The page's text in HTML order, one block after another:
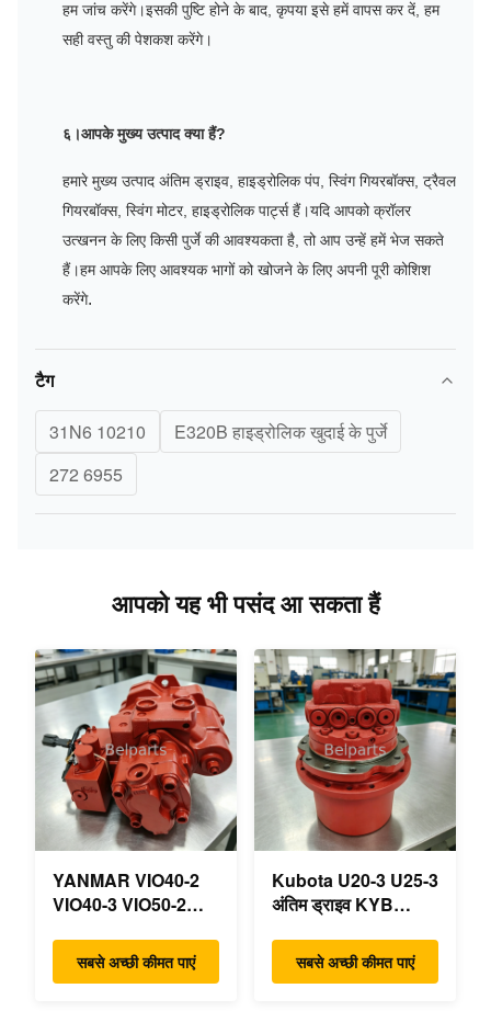
हम जांच करेंगे।इसकी पुष्टि होने के बाद, कृपया इसे हमें वापस कर दें, हम
सही वस्तु की पेशकश करेंगे।
६।आपके मुख्य उत्पाद क्या हैं?
हमारे मुख्य उत्पाद अंतिम ड्राइव, हाइड्रोलिक पंप, स्विंग गियरबॉक्स, ट्रैवल
गियरबॉक्स, स्विंग मोटर, हाइड्रोलिक पार्ट्स हैं।यदि आपको क्रॉलर
उत्खनन के लिए किसी पुर्जे की आवश्यकता है, तो आप उन्हें हमें भेज सकते
हैं।हम आपके लिए आवश्यक भागों को खोजने के लिए अपनी पूरी कोशिश
करेंगे.
टैग
31N6 10210
E320B हाइड्रोलिक खुदाई के पुर्जे
272 6955
आपको यह भी पसंद आ सकता हैं
YANMAR VIO40-2
VIO40-3 VIO50-2
VIO55-3 मुख्य
हाइड्रोलिक पंप OEM
सबसे अच्छी कीमत पाएं
Kubota U20-3 U25-3
अंतिम ड्राइव KYB
OEM ट्रैवल मोटर
B0240-18076
सबसे अच्छी कीमत पाएं